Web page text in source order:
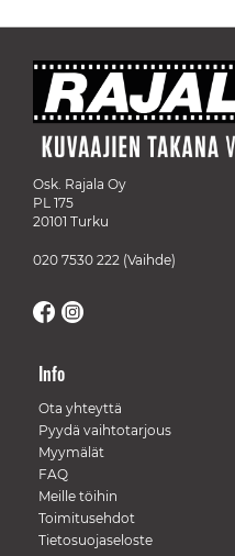
Osk. Rajala Oy
PL 175
20101 Turku
020 7530 222 (Vaihde)
Info
Ota yhteyttä
Pyydä vaihtotarjous
Myymälät
FAQ
Meille töihin
Toimitusehdot
Tietosuojaseloste